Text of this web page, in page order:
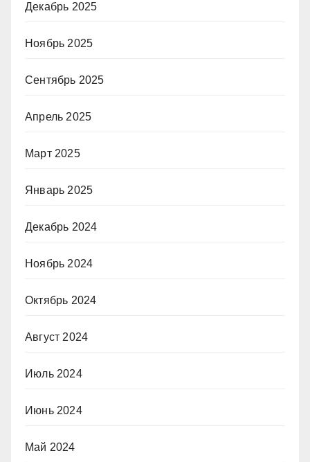
Декабрь 2025
Ноябрь 2025
Сентябрь 2025
Апрель 2025
Март 2025
Январь 2025
Декабрь 2024
Ноябрь 2024
Октябрь 2024
Август 2024
Июль 2024
Июнь 2024
Май 2024